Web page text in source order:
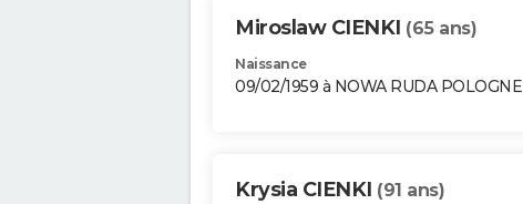
Miroslaw CIENKI (65 ans)
Naissance
09/02/1959 à NOWA RUDA POLOGNE
Krysia CIENKI (91 ans)